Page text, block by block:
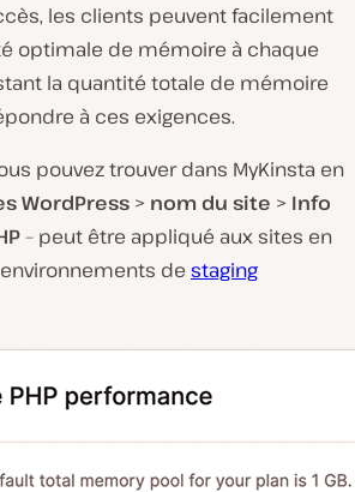
les clients peuvent facilement
optimale de mémoire à chaque
la quantité totale de mémoire
à ces exigences.
pouvez trouver dans MyKinsta en
WordPress > nom du site > Info
– peut être appliqué aux sites en
de staging